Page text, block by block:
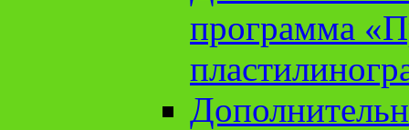
программа